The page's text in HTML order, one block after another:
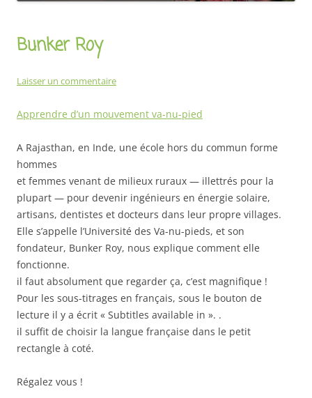
Bunker Roy
Laisser un commentaire
Apprendre d’un mouvement va-nu-pied
A Rajasthan, en Inde, une école hors du commun forme
hommes
et femmes venant de milieux ruraux — illettrés pour la
plupart — pour devenir ingénieurs en énergie solaire,
artisans, dentistes et docteurs dans leur propre villages.
Elle s’appelle l’Université des Va-nu-pieds, et son
fondateur, Bunker Roy, nous explique comment elle
fonctionne.
il faut absolument que regarder ça, c’est magnifique !
Pour les sous-titrages en français, sous le bouton de
lecture il y a écrit « Subtitles available in ». .
il suffit de choisir la langue française dans le petit
rectangle à coté.
Régalez vous !